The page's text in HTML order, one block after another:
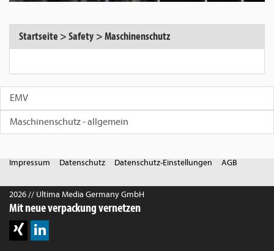
Startseite >Safety >Maschinenschutz
EMV
Maschinenschutz - allgemein
Impressum Datenschutz Datenschutz-Einstellungen AGB
2026 // Ultima Media Germany GmbH
Mit neue verpackung vernetzen